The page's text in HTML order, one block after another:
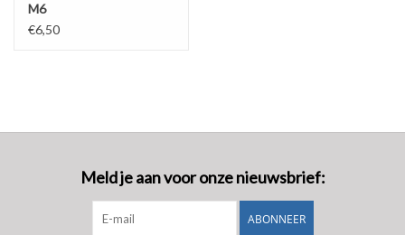
M6
€6,50
Meld je aan voor onze nieuwsbrief:
ABONNEER